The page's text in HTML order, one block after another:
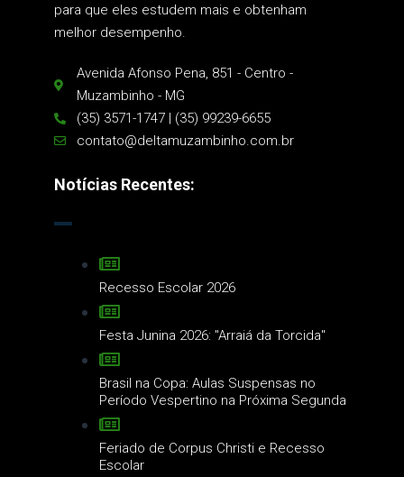
para que eles estudem mais e obtenham
melhor desempenho.
Avenida Afonso Pena, 851 - Centro -
Muzambinho - MG
(35) 3571-1747 | (35) 99239-6655
contato@deltamuzambinho.com.br
Notícias Recentes:
Recesso Escolar 2026
Festa Junina 2026: "Arraiá da Torcida"
Brasil na Copa: Aulas Suspensas no
Período Vespertino na Próxima Segunda
Feriado de Corpus Christi e Recesso
Escolar